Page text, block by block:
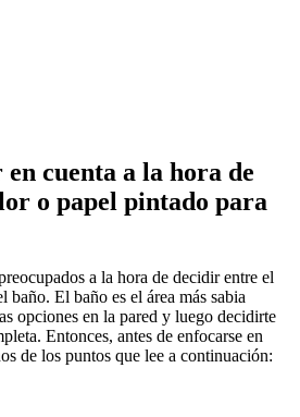
cuenta a la hora de
o papel pintado para
a la hora de decidir entre el
El baño es el área más sabia
opciones en la pared y luego decidirte
Entonces, antes de enfocarse en
de los puntos que lee a continuación: